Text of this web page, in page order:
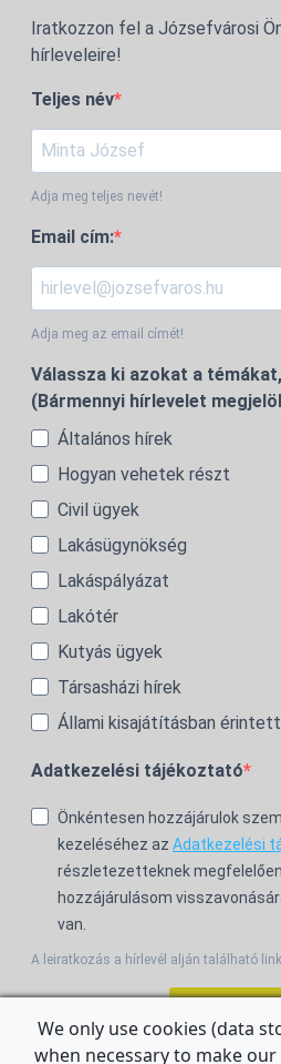
Iratkozzon fel a Józsefvárosi
hírleveleire!
Teljes név
Adja meg teljes nevét!
Email cím:
Adja meg az email címét!
Válassza ki azokat a
(Bármennyi hírlevelet
Általános hírek
Hogyan vehetek részt
Civil ügyek
Lakásügynökség
Lakáspályázat
Lakótér
Kutyás ügyek
Társasházi hírek
Állami kisajátításban
Adatkezelési tájékoztató
Önkéntesen hozzájárulok
kezeléséhez az Adatkezelési
részletezetteknek
hozzájárulásom
van.
A leiratkozás a hírlevél alján található
We only use cookies (data
when necessary to make